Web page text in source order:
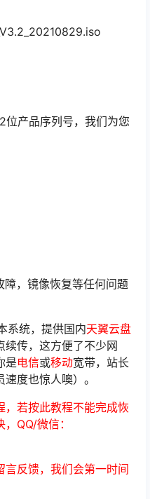
位产品序列号，我们为您
障，镜像恢复等任何问题
系统，提供国内天翼云盘
续传，这方便了不少网
是电信或移动宽带，站长
度也惊人噢）。
，若按此教程不能完成恢
QQ/微信：
反馈，我们会第一时间